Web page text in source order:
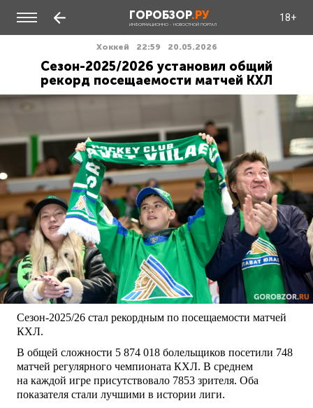
ГОРОБЗОР.РУ
ИНФОРМАЦИОННО - НОВОСТНОЙ ПОРТАЛ
18+
Хоккей 22:59 20.05.2026
Сезон-2025/2026 установил общий
рекорд посещаемости матчей КХЛ
Сезон-2025/26 стал рекордным по посещаемости матчей
КХЛ.
В общей сложности 5 874 018 болельщиков посетили 748
матчей регулярного чемпионата КХЛ. В среднем
на каждой игре присутствовало 7853 зрителя. Оба
показателя стали лучшими в истории лиги.